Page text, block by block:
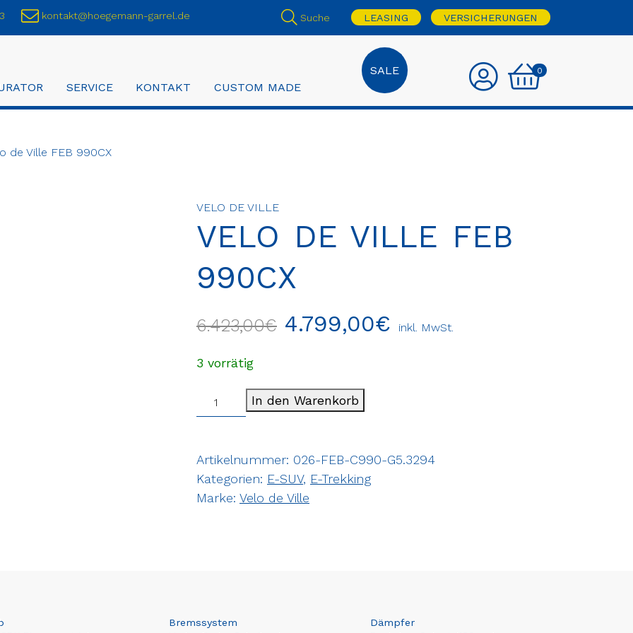
kontakt@hoegemann-garrel.de Suche LEASING VERSICHERUNGEN
SERVICE KONTAKT CUSTOM MADE
SALE 0
de Ville FEB 990CX
VELO DE VILLE
VELO DE VILLE FEB
990CX
6.423,00€ 4.799,00€ inkl. MwSt.
3 vorrätig
In den Warenkorb
Artikelnummer: 026-FEB-C990-G5.3294
Kategorien: E-SUV, E-Trekking
Marke: Velo de Ville
Bremssystem
Dämpfer